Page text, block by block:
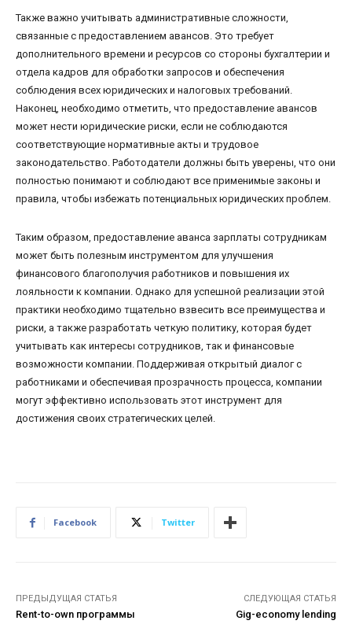
Также важно учитывать административные сложности,
связанные с предоставлением авансов. Это требует
дополнительного времени и ресурсов со стороны бухгалтерии и
отдела кадров для обработки запросов и обеспечения
соблюдения всех юридических и налоговых требований.
Наконец, необходимо отметить, что предоставление авансов
может нести юридические риски, если не соблюдаются
соответствующие нормативные акты и трудовое
законодательство. Работодатели должны быть уверены, что они
полностью понимают и соблюдают все применимые законы и
правила, чтобы избежать потенциальных юридических проблем.
Таким образом, предоставление аванса зарплаты сотрудникам
может быть полезным инструментом для улучшения
финансового благополучия работников и повышения их
лояльности к компании. Однако для успешной реализации этой
практики необходимо тщательно взвесить все преимущества и
риски, а также разработать четкую политику, которая будет
учитывать как интересы сотрудников, так и финансовые
возможности компании. Поддерживая открытый диалог с
работниками и обеспечивая прозрачность процесса, компании
могут эффективно использовать этот инструмент для
достижения своих стратегических целей.
Facebook Twitter
ПРЕДЫДУЩАЯ СТАТЬЯ
Rent-to-own программы
СЛЕДУЮЩАЯ СТАТЬЯ
Gig-economy lending